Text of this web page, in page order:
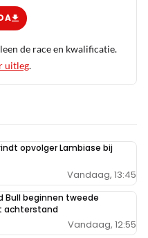
de race en kwalificatie.
uitleg.
opvolger Lambiase bij
Vandaag, 13:45
Bull beginnen tweede
achterstand
Vandaag, 12:55